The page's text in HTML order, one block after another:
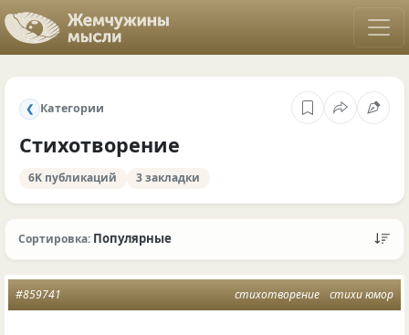
❮ Категории
Стихотворение
6K публикаций 3 закладки
Сортировка: Популярные
стихотворение стихи юмор
#859741